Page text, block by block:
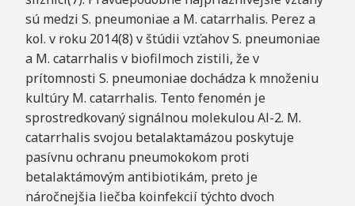
sú medzi S. pneumoniae a M. catarrhalis. Perez a
kol. v roku 2014(8) v štúdii vzťahov S. pneumoniae
a M. catarrhalis v biofilmoch zistili, že v
prítomnosti S. pneumoniae dochádza k množeniu
kultúry M. catarrhalis. Tento fenomén je
sprostredkovaný signálnou molekulou Al-2. M.
catarrhalis svojou betalaktamázou poskytuje
pasívnu ochranu pneumokokom proti
betalaktámovým antibiotikám, preto je
náročnejšia liečba koinfekcií týchto dvoch